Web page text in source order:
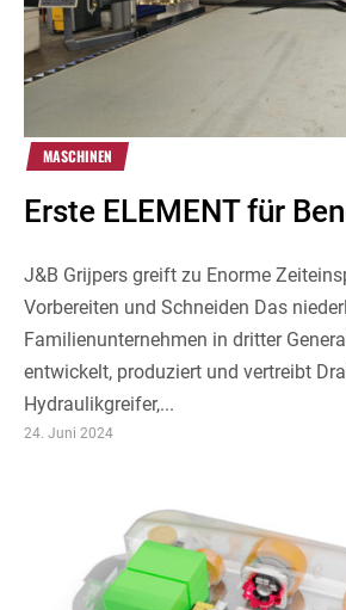
MASCHINEN
Erste ELEMENT für
J&B Grijpers greift zu Enorme
Vorbereiten und Schneiden Das
Familienunternehmen in dritter
entwickelt, produziert und vertreibt
Hydraulikgreifer,...
24. Juni 2024